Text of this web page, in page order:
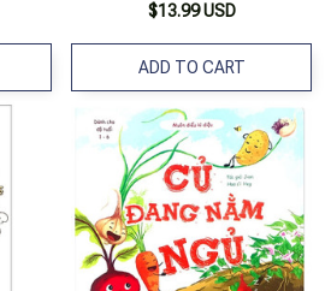
$13.99 USD
ADD TO CART